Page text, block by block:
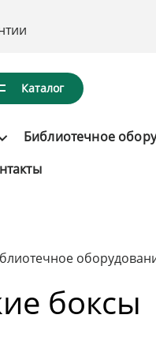
Каталог
Библиотечное
боксы